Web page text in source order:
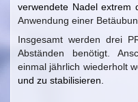
verwendete Nadel extrem
Anwendung einer
Insgesamt werden drei
Abständen benötigt.
einmal jährlich wiederholt
und zu stabilisieren.